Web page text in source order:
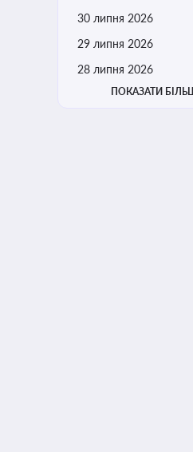
30 липня 2026
29 липня 2026
28 липня 2026
ПОКАЗАТИ